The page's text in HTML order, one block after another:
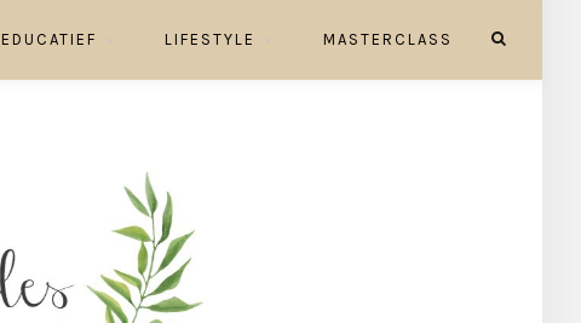
EDUCATIEF LIFESTYLE MASTERCLASS